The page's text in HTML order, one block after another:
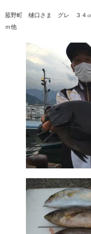
菰野町 樋口さま グレ ３４
ｍ他